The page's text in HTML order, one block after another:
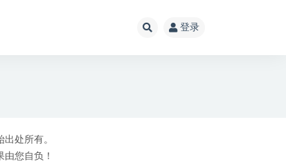
登录
处所有。
您自负！